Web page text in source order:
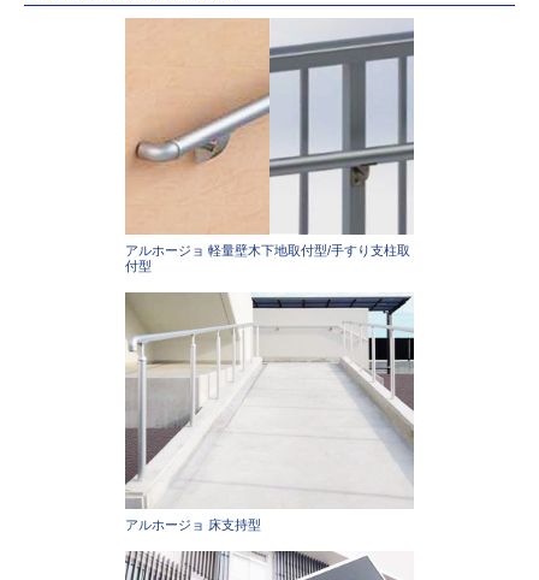
アルホージョ 軽量壁木下地取付型/手すり支柱取
付型
アルホージョ 床支持型